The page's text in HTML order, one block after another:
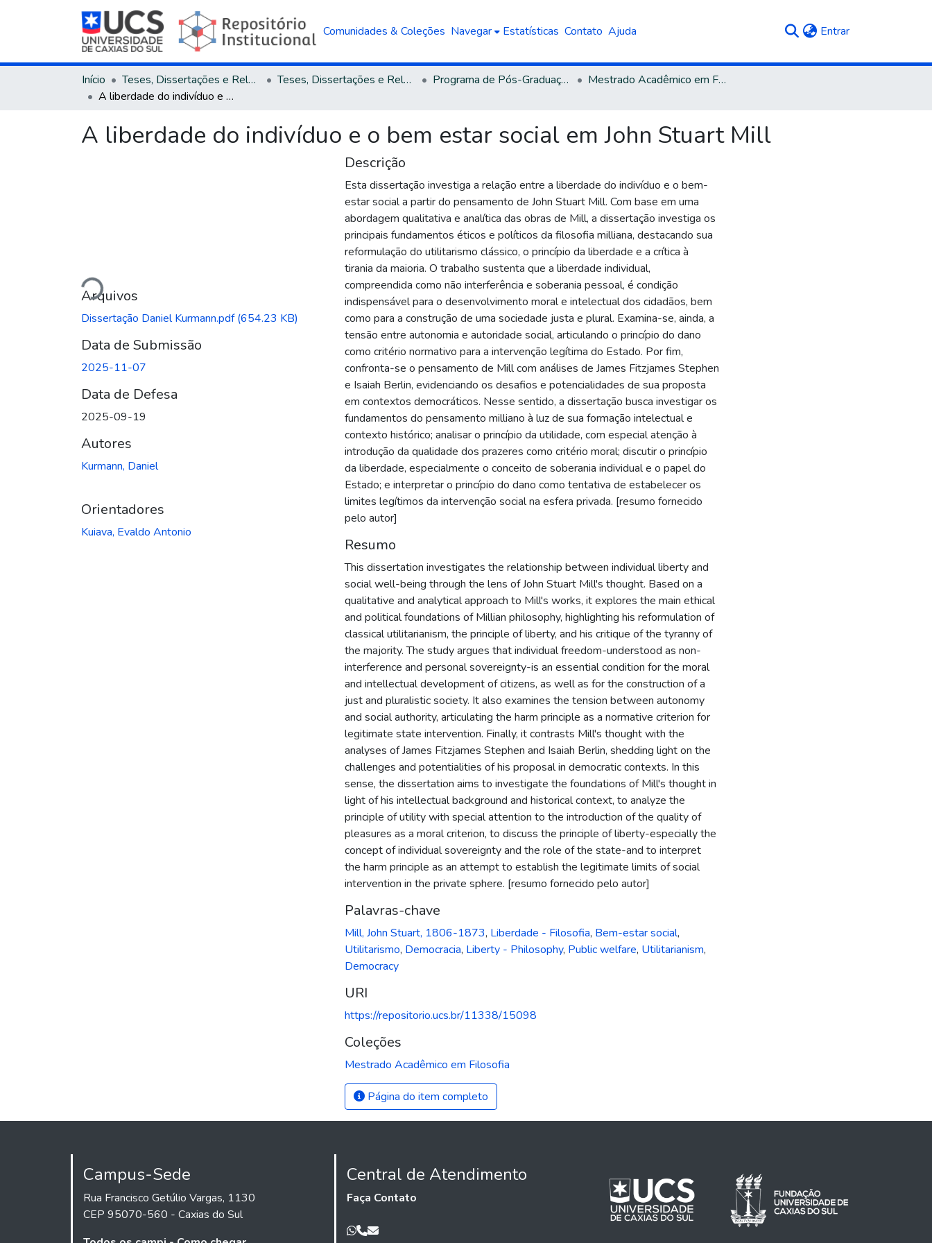
Comunidades & Coleções Navegar Estatísticas Contato Ajuda Entrar(current)
Início Teses, Dissertações e Relatórios Teses, Dissertações e Relatórios defendidos na UCS Programa de Pós-Graduação em Filosofia
Mestrado Acadêmico em Filosofia
A liberdade do indivíduo e o bem estar social em John Stuart Mill
A liberdade do indivíduo e o bem estar social em John Stuart Mill
Carregando...
Arquivos
Dissertação Daniel Kurmann.pdf(654.23 KB)
Data de Submissão
2025-11-07
Data de Defesa
2025-09-19
Autores
Kurmann, Daniel
Orientadores
Kuiava, Evaldo Antonio
Descrição
Esta dissertação investiga a relação entre a liberdade do indivíduo e o bem-
estar social a partir do pensamento de John Stuart Mill. Com base em uma
abordagem qualitativa e analítica das obras de Mill, a dissertação investiga os
principais fundamentos éticos e políticos da filosofia milliana, destacando sua
reformulação do utilitarismo clássico, o princípio da liberdade e a crítica à
tirania da maioria. O trabalho sustenta que a liberdade individual,
compreendida como não interferência e soberania pessoal, é condição
indispensável para o desenvolvimento moral e intelectual dos cidadãos, bem
como para a construção de uma sociedade justa e plural. Examina-se, ainda, a
tensão entre autonomia e autoridade social, articulando o princípio do dano
como critério normativo para a intervenção legítima do Estado. Por fim,
confronta-se o pensamento de Mill com análises de James Fitzjames Stephen
e Isaiah Berlin, evidenciando os desafios e potencialidades de sua proposta
em contextos democráticos. Nesse sentido, a dissertação busca investigar os
fundamentos do pensamento milliano à luz de sua formação intelectual e
contexto histórico; analisar o princípio da utilidade, com especial atenção à
introdução da qualidade dos prazeres como critério moral; discutir o princípio
da liberdade, especialmente o conceito de soberania individual e o papel do
Estado; e interpretar o princípio do dano como tentativa de estabelecer os
limites legítimos da intervenção social na esfera privada. [resumo fornecido
pelo autor]
Resumo
This dissertation investigates the relationship between individual liberty and
social well-being through the lens of John Stuart Mill's thought. Based on a
qualitative and analytical approach to Mill's works, it explores the main ethical
and political foundations of Millian philosophy, highlighting his reformulation of
classical utilitarianism, the principle of liberty, and his critique of the tyranny of
the majority. The study argues that individual freedom-understood as non-
interference and personal sovereignty-is an essential condition for the moral
and intellectual development of citizens, as well as for the construction of a
just and pluralistic society. It also examines the tension between autonomy
and social authority, articulating the harm principle as a normative criterion for
legitimate state intervention. Finally, it contrasts Mill's thought with the
analyses of James Fitzjames Stephen and Isaiah Berlin, shedding light on the
challenges and potentialities of his proposal in democratic contexts. In this
sense, the dissertation aims to investigate the foundations of Mill's thought in
light of his intellectual background and historical context, to analyze the
principle of utility with special attention to the introduction of the quality of
pleasures as a moral criterion, to discuss the principle of liberty-especially the
concept of individual sovereignty and the role of the state-and to interpret
the harm principle as an attempt to establish the legitimate limits of social
intervention in the private sphere. [resumo fornecido pelo autor]
Palavras-chave
Mill, John Stuart, 1806-1873, Liberdade - Filosofia, Bem-estar social,
Utilitarismo, Democracia, Liberty - Philosophy, Public welfare, Utilitarianism,
Democracy
URI
https://repositorio.ucs.br/11338/15098
Coleções
Mestrado Acadêmico em Filosofia
Página do item completo
Campus-Sede
Rua Francisco Getúlio Vargas, 1130
CEP 95070-560 - Caxias do Sul
Central de Atendimento
Faça Contato